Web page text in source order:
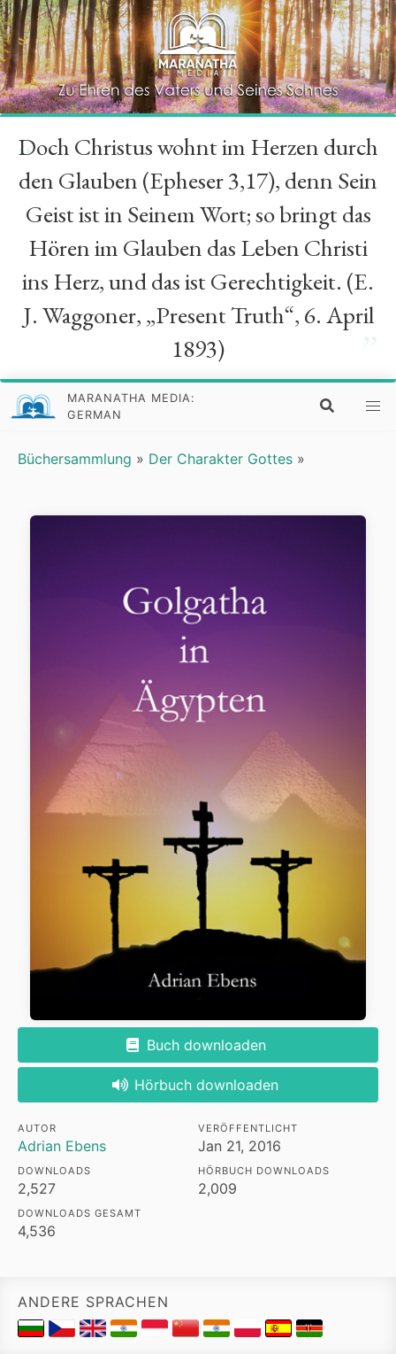
“
Doch Christus wohnt im Herzen durch
den Glauben (Epheser 3,17), denn Sein
Geist ist in Seinem Wort; so bringt das
Hören im Glauben das Leben Christi
ins Herz, und das ist Gerechtigkeit. (E.
J. Waggoner, „Present Truth“, 6. April
1893)
MARANATHA MEDIA:
GERMAN
Büchersammlung » Der Charakter Gottes »
Buch downloaden
Hörbuch downloaden
AUTOR
Adrian Ebens
VERÖFFENTLICHT
Jan 21, 2016
DOWNLOADS
2,527
HÖRBUCH DOWNLOADS
2,009
DOWNLOADS GESAMT
4,536
ANDERE SPRACHEN